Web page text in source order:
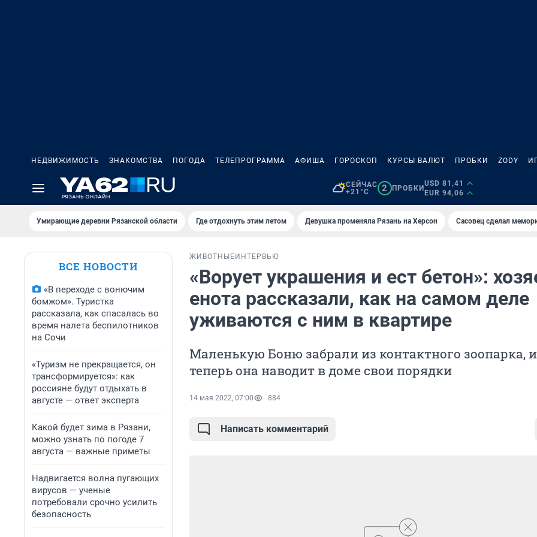
НЕДВИЖИМОСТЬ ЗНАКОМСТВА ПОГОДА ТЕЛЕПРОГРАММА АФИША ГОРОСКОП КУРСЫ ВАЛЮТ ПРОБКИ ZODY
СЕЙЧАС
+21°C
2 ПРОБКИ
USD 81,41
EUR 94,06
Умирающие деревни Рязанской области Где отдохнуть этим летом Девушка променяла Рязань на Херсон Сасовец сделал
ВСЕ НОВОСТИ
«В переходе с вонючим
бомжом». Туристка
рассказала, как спасалась во
время налета беспилотников
на Сочи
«Туризм не прекращается, он
трансформируется»: как
россияне будут отдыхать в
августе — ответ эксперта
Какой будет зима в Рязани,
можно узнать по погоде 7
августа — важные приметы
Надвигается волна пугающих
вирусов — ученые
потребовали срочно усилить
безопасность
ЖИВОТНЫЕ ИНТЕРВЬЮ
«Ворует украшения и ест бетон»:
енота рассказали, как на самом деле
уживаются с ним в квартире
Маленькую Боню забрали из контактного зоопарка, и
теперь она наводит в доме свои порядки
14 мая 2022, 07:00 884
Написать комментарий